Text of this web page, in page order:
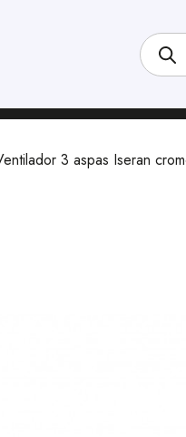
3 aspas Iseran